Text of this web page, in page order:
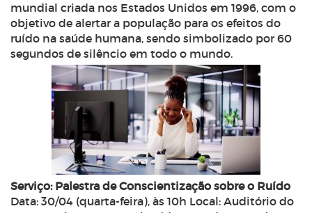
mundial criada nos Estados Unidos em 1996, com o
objetivo de alertar a população para os efeitos do
ruído na saúde humana, sendo simbolizado por 60
segundos de silêncio em todo o mundo.
Serviço: Palestra de Conscientização sobre o Ruído
Data: 30/04 (quarta-feira), às 10h Local: Auditório do